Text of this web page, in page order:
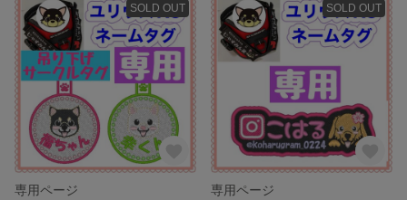
SOLD OUT
専用ページ
SOLD OUT
専用ページ